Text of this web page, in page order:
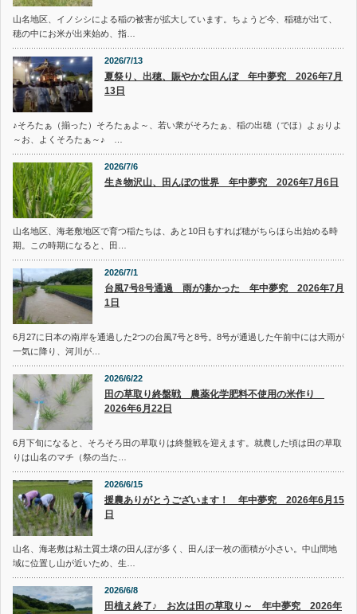
山名地区、イノシシによる稲の被害が拡大しています。ちょうど今、稲穂が出て、
穂の中にお米が出来始め、指…
2026/7/13
夏祭り、出穂、賑やかな田んぼ 年中夢究 2026年7月
13日
♪そろたぁ（揃った）そろたぁよ～、若い衆がそろたぁ、稲の出穂（でほ）よぉりよ
～お、よくそろたぁ～♪ …
2026/7/6
生き物沢山、田んぼの世界 年中夢究 2026年7月6日
山名地区、海老敷地区で育つ稲たちは、あと10日もすれば穂がちらほら出始める時
期。この時期になると、田…
2026/7/1
台風7号8号通過 雨が凄かった 年中夢究 2026年7月
1日
6月27に日本の南岸を通過した2つの台風7号と8号。8号が通過した午前中には大雨が
一気に降り、河川が…
2026/6/22
田の草取り終盤戦 農薬化学肥料不使用の米作り
2026年6月22日
6月下旬になると、そろそろ田の草取りは終盤戦を迎えます。就農した頃は田の草取
りは山名のマチ（祭の当た…
2026/6/15
援農ありがとうございます！ 年中夢究 2026年6月15
日
山名、海老敷は粘土質土壌の田んぼが多く、田んぼ一枚の面積が小さい。中山間地
域に位置し山が近いため、生…
2026/6/8
田植え終了♪ お次は田の草取り～ 年中夢究 2026年